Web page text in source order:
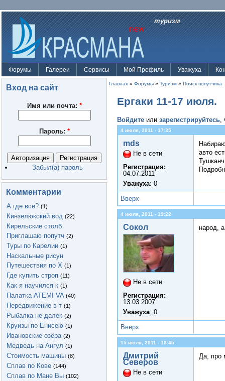
туризм
Форумы Галереи Сервисы Мой Профиль Уважуха
Вход на сайт
Имя или почта: *
Пароль: *
Забыл(а) пароль
Комментарии
А где все? (1)
Кинзелюкский вод (22)
Кирельские столб
Приглашаю попутч (2)
Туры по Карелии (1)
Наскальные рисун
Путешествия по Х (1)
Где купить строп (11)
Как я научился к (1)
Палатка ATEMI VA (40)
Передвижение в т (1)
Рыбалка не далек (2)
Круизы по Енисею (1)
Ивановские озёра (2)
Медведь на Ангул (1)
Стоимость машины (8)
Сплав по Кове (144)
Сплав по Мане Вы (102)
Главная » Форумы » Туризм » Поиск попутчика
Ергаки 11-17 июля.
Войдите или зарегистрируйтесь,
4 июля, 2011 - 17:35
mds
Не в сети
Регистрация:
04.07.2011
Уважуха: 0
авто
Вверх
4 июля, 2011 - 19:22
Сокол
Не в сети
Регистрация:
13.03.2007
Уважуха: 0
народ,
Вверх
15 июля, 2011 - 18:45
Дмитрий
Северов
Не в сети
Да, про